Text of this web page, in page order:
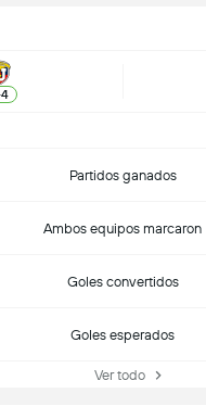
4
Partidos ganados
Ambos equipos marcaron
Goles convertidos
Goles esperados
Ver todo